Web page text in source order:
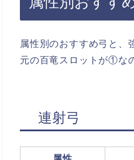
属性別のおすすめ弓と、
元の百竜スロットが①な
連射弓